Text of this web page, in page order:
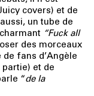
covers) et de
aussi, un tube de
“Fuck all
des morceaux
fans d’Angèle
et de
“de la